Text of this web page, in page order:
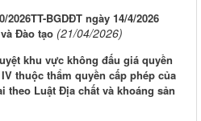
BGDĐT ngày 14/4/2026
Đào tạo (21/04/2026)
khu vực không đấu giá quyền
thuộc thẩm quyền cấp phép của
theo Luật Địa chất và khoáng sản